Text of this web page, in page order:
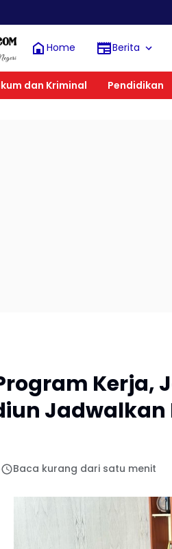
Home Berita
dan Kriminal Pendidikan
Kerja,
Baca kurang dari satu menit